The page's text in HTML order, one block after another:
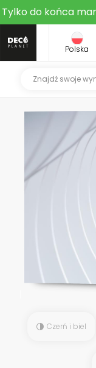
Tylko do końca
Polska
Czerń i biel